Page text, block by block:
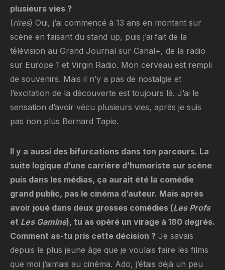
plusieurs vies ?
(rires) Oui, j’ai commencé à 13 ans en montant sur
scène en faisant du stand up, puis j’ai fait de la
télévision au Grand Journal sur Canal+, de la radio
sur Europe 1 et Virgin Radio. Mon cerveau est rempli
de souvenirs. Mais il n’y a pas de nostalgie et
l’excitation de la découverte est toujours là. J’ai le
sensation d’avoir vécu plusieurs vies, après je suis
pas non plus Bernard Tapie.
Il y a aussi des bifurcations dans ton parcours. La
suite logique d’une carrière d’humoriste sur scène
puis dans les médias, ça aurait été la comédie
grand public, pas le cinéma d’auteur. Mais après
avoir joué dans deux grosses comédies (Les Profs
et Les Gamins), tu as opéré un virage à 180 degrés.
Comment as-tu pris cette décision ? Je savais
depuis le plus jeune âge que je voulais faire les films
que moi j’aimais au cinéma. Ado, j’étais déjà un peu